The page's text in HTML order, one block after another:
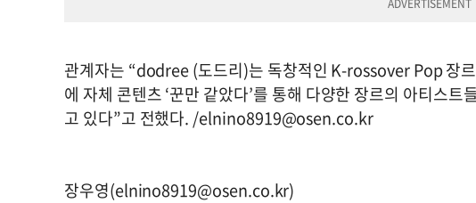
관계자는 “dodree (도드리)는 독창적인 K-rossover Pop 장
에 자체 콘텐츠 ‘꾼만 같았다’를 통해 다양한 장르의 아티스
고 있다”고 전했다. /elnino8919@osen.co.kr
장우영(elnino8919@osen.co.kr)